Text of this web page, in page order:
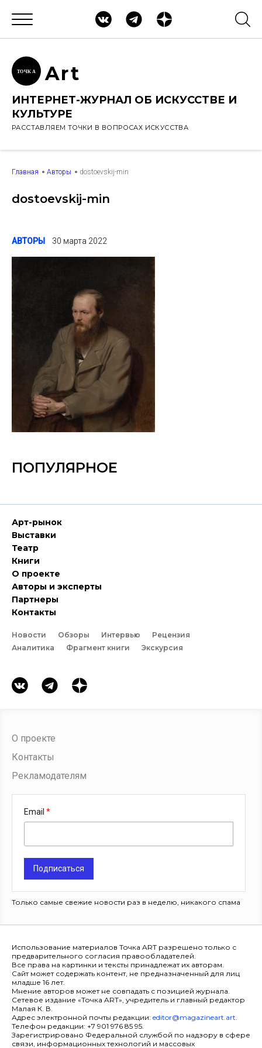
ТОЧК А Art
ИНТЕРНЕТ-ЖУРНАЛ ОБ ИСКУССТВЕ И
КУЛЬТУРЕ
РАССТАВЛЯЕМ ТОЧКИ В ВОПРОСАХ ИСКУССТВА
Главная Авторы dostoevskij-min
dostoevskij-min
АВТОРЫ 30 марта 2022
ПОПУЛЯРНОЕ
Арт-рынок
Выставки
Театр
Книги
О проекте
Авторы и эксперты
Партнеры
Контакты
Новости Обзоры Интервью
Рецензия
Аналитика
Фрагмент книги Экскурсия
О проекте
Контакты
Рекламодателям
Email
Подписаться
Только самые свежие новости раз в неделю, никакого спама
Использование материалов Точка ART разрешено только с
предварительного согласия правообладателей.
Все права на картинки и тексты принадлежат их авторам.
Сайт может содержать контент, не предназначенный для лиц
младше 16 лет.
Мнение авторов может не совпадать с позицией журнала.
Сетевое издание «Точка ART», учредитель и главный редактор
Малая К. В.
Адрес электронной почты редакции: editor@magazineart.art.
Телефон редакции: +7 901 976 85 95.
Зарегистрировано Федеральной службой по надзору в сфере
связи, информационных технологий и массовых